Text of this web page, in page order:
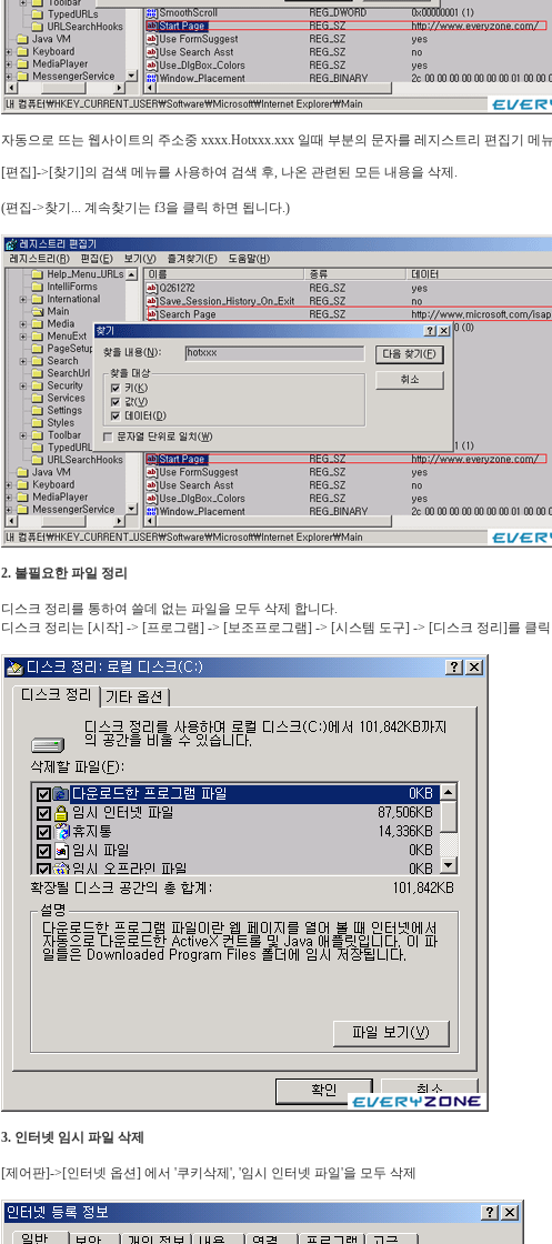
자동으로 뜨는 웹사이트의 주소중 xxxx.Hotxxx.xxx 일때 부분의 문자를 레지스트리 편집기 메
[편집]->[찾기]의 검색 메뉴를 사용하여 검색 후, 나온 관련된 모든 내용을 삭제.
(편집->찾기... 계속찾기는 f3을 클릭 하면 됩니다.)
2. 불필요한 파일 정리
디스크 정리를 통하여 쓸데 없는 파일을 모두 삭제 합니다.
디스크 정리는 [시작] -> [프로그램] -> [보조프로그램] -> [시스템 도구] -> [디스크 정리]를 클릭
3. 인터넷 임시 파일 삭제
[제어판]->[인터넷 옵션] 에서 '쿠키삭제', '임시 인터넷 파일'을 모두 삭제